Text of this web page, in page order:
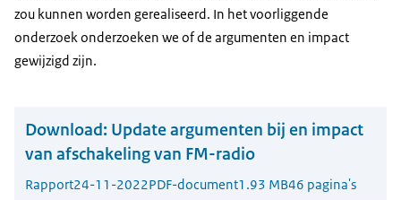
zou kunnen worden gerealiseerd. In het voorliggende
onderzoek onderzoeken we of de argumenten en impact
gewijzigd zijn.
Download: Update argumenten bij en impact
van afschakeling van FM-radio
Rapport24-11-2022PDF-document1.93 MB46 pagina's